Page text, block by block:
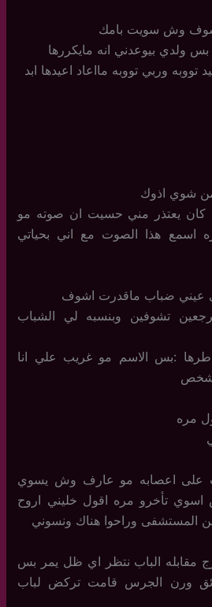
شوف وش سويت بامك
ولدي بيوعدني انه مايكررها
وربي تووبه مااعاد اعيدها ابد
شوي اذوك
كان يعتذر مني حسيت ان صوته مو
اسمع هذا الصوت مع اني بحياتي
عيني ضباب ماقدرت اشوف
تشوفين وبنسبه لي الشباب
:بس الاسم مو غريب علي انا
مره
على اعصابه مو عارف وش يسوي
اسوي تأخرو مره اقول خليني اروح
المستشفى وراحوا هناك ونسوني
مقابله الباب نتظر اي ظل يمر بس
ورن الجرس قامت تركض لباب